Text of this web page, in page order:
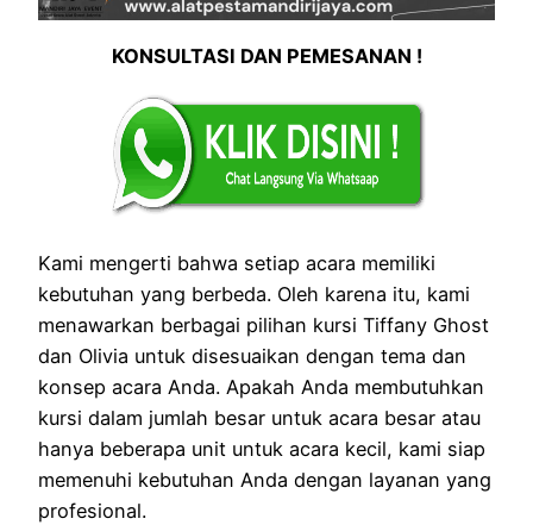
KONSULTASI DAN PEMESANAN !
Kami mengerti bahwa setiap acara memiliki
kebutuhan yang berbeda. Oleh karena itu, kami
menawarkan berbagai pilihan kursi Tiffany Ghost
dan Olivia untuk disesuaikan dengan tema dan
konsep acara Anda. Apakah Anda membutuhkan
kursi dalam jumlah besar untuk acara besar atau
hanya beberapa unit untuk acara kecil, kami siap
memenuhi kebutuhan Anda dengan layanan yang
profesional.